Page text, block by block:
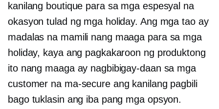
kanilang boutique para sa mga espesyal na
okasyon tulad ng mga holiday. Ang mga tao ay
madalas na mamili nang maaga para sa mga
holiday, kaya ang pagkakaroon ng produktong
ito nang maaga ay nagbibigay-daan sa mga
customer na ma-secure ang kanilang pagbili
bago tuklasin ang iba pang mga opsyon.